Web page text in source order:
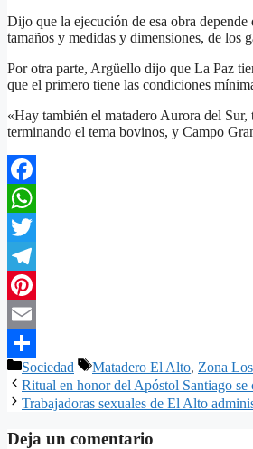
Dijo que la ejecución de esa obra
tamaños y medidas y dimensiones, de los
Por otra parte, Argüello dijo que La Paz
que el primero tiene las condiciones
«Hay también el matadero Aurora del
terminando el tema bovinos, y Campo
Facebook
WhatsApp
Twitter
Telegram
Pinterest
Email
Compartir
Categorías
Sociedad Etiquetas
Matadero El Alto, Zona
Ritual en honor del Apóstol Santiago
Trabajadoras sexuales de El Alto
Deja un comentario